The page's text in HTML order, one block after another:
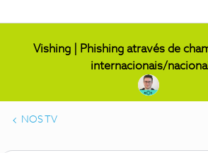
Vishing | Phishing através de
internacionais/
NOS TV